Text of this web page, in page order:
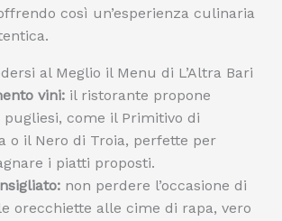
così un’esperienza culinaria
al Meglio il Menu di L’Altra Bari
vini: il ristorante propone
pugliesi, come il Primitivo di
o il Nero di Troia, perfette per
i piatti proposti.
non perdere l’occasione di
orecchiette alle cime di rapa, vero